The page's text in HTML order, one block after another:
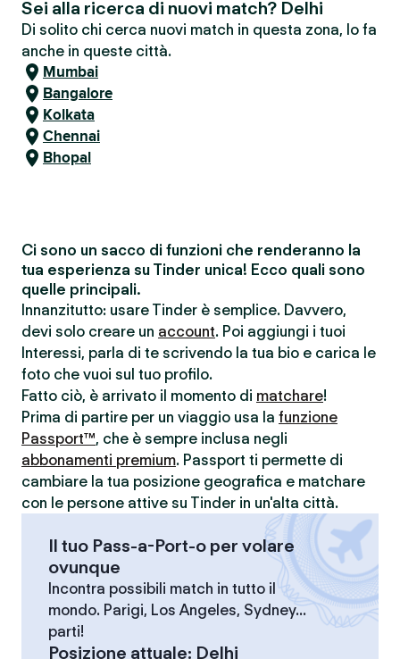
Sei alla ricerca di nuovi match? Delhi
Di solito chi cerca nuovi match in questa zona, lo fa
anche in queste città.
Mumbai
Bangalore
Kolkata
Chennai
Bhopal
Ci sono un sacco di funzioni che renderanno la
tua esperienza su Tinder unica! Ecco quali sono
quelle principali.
Innanzitutto: usare Tinder è semplice. Davvero,
devi solo creare un account. Poi aggiungi i tuoi
Interessi, parla di te scrivendo la tua bio e carica le
foto che vuoi sul tuo profilo.
Fatto ciò, è arrivato il momento di matchare!
Prima di partire per un viaggio usa la funzione
Passport™, che è sempre inclusa negli
abbonamenti premium. Passport ti permette di
cambiare la tua posizione geografica e matchare
con le persone attive su Tinder in un'alta città.
Il tuo Pass-a-Port-o per volare
ovunque
Incontra possibili match in tutto il
mondo. Parigi, Los Angeles, Sydney...
parti!
Posizione attuale: Delhi